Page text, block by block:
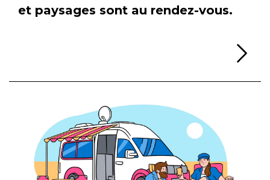
et paysages sont au rendez-vous.